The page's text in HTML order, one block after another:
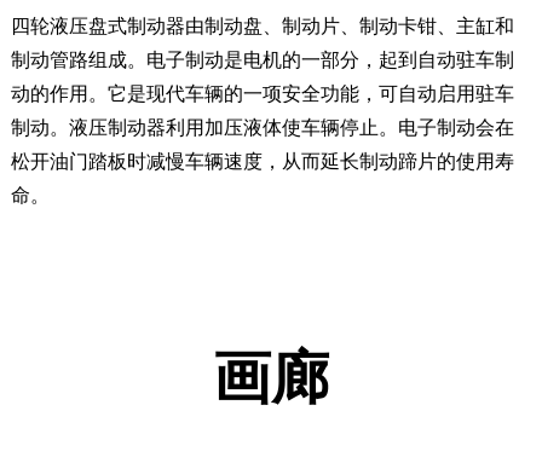
四轮液压盘式制动器由制动盘、制动片、制动卡钳、主缸和
制动管路组成。电子制动是电机的一部分，起到自动驻车制
动的作用。它是现代车辆的一项安全功能，可自动启用驻车
制动。液压制动器利用加压液体使车辆停止。电子制动会在
松开油门踏板时减慢车辆速度，从而延长制动蹄片的使用寿
命。
画廊